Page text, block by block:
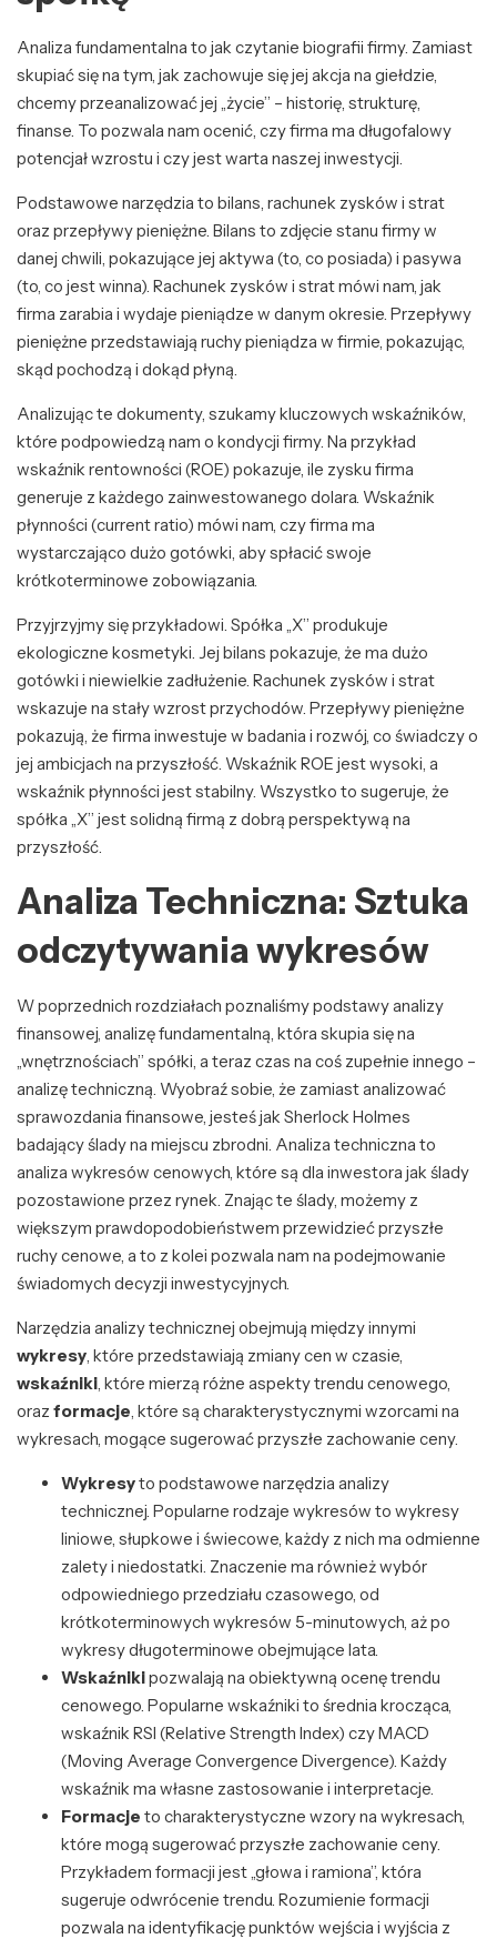
Analiza fundamentalna to jak czytanie biografii firmy. Zamiast
skupiać się na tym, jak zachowuje się jej akcja na giełdzie,
chcemy przeanalizować jej „życie” – historię, strukturę,
finanse. To pozwala nam ocenić, czy firma ma długofalowy
potencjał wzrostu i czy jest warta naszej inwestycji.
Podstawowe narzędzia to bilans, rachunek zysków i strat
oraz przepływy pieniężne. Bilans to zdjęcie stanu firmy w
danej chwili, pokazujące jej aktywa (to, co posiada) i pasywa
(to, co jest winna). Rachunek zysków i strat mówi nam, jak
firma zarabia i wydaje pieniądze w danym okresie. Przepływy
pieniężne przedstawiają ruchy pieniądza w firmie, pokazując,
skąd pochodzą i dokąd płyną.
Analizując te dokumenty, szukamy kluczowych wskaźników,
które podpowiedzą nam o kondycji firmy. Na przykład
wskaźnik rentowności (ROE) pokazuje, ile zysku firma
generuje z każdego zainwestowanego dolara. Wskaźnik
płynności (current ratio) mówi nam, czy firma ma
wystarczająco dużo gotówki, aby spłacić swoje
krótkoterminowe zobowiązania.
Przyjrzyjmy się przykładowi. Spółka „X” produkuje
ekologiczne kosmetyki. Jej bilans pokazuje, że ma dużo
gotówki i niewielkie zadłużenie. Rachunek zysków i strat
wskazuje na stały wzrost przychodów. Przepływy pieniężne
pokazują, że firma inwestuje w badania i rozwój, co świadczy o
jej ambicjach na przyszłość. Wskaźnik ROE jest wysoki, a
wskaźnik płynności jest stabilny. Wszystko to sugeruje, że
spółka „X” jest solidną firmą z dobrą perspektywą na
przyszłość.
Analiza Techniczna: Sztuka
odczytywania wykresów
W poprzednich rozdziałach poznaliśmy podstawy analizy
finansowej, analizę fundamentalną, która skupia się na
„wnętrznościach” spółki, a teraz czas na coś zupełnie innego –
analizę techniczną. Wyobraź sobie, że zamiast analizować
sprawozdania finansowe, jesteś jak Sherlock Holmes
badający ślady na miejscu zbrodni. Analiza techniczna to
analiza wykresów cenowych, które są dla inwestora jak ślady
pozostawione przez rynek. Znając te ślady, możemy z
większym prawdopodobieństwem przewidzieć przyszłe
ruchy cenowe, a to z kolei pozwala nam na podejmowanie
świadomych decyzji inwestycyjnych.
Narzędzia analizy technicznej obejmują między innymi
wykresy, które przedstawiają zmiany cen w czasie,
wskaźniki, które mierzą różne aspekty trendu cenowego,
oraz formacje, które są charakterystycznymi wzorcami na
wykresach, mogące sugerować przyszłe zachowanie ceny.
Wykresyto podstawowe narzędzia analizy
technicznej. Popularne rodzaje wykresów to wykresy
liniowe, słupkowe i świecowe, każdy z nich ma odmienne
zalety i niedostatki. Znaczenie ma również wybór
odpowiedniego przedziału czasowego, od
krótkoterminowych wykresów 5-minutowych, aż po
wykresy długoterminowe obejmujące lata.
Wskaźnikipozwalają na obiektywną ocenę trendu
cenowego. Popularne wskaźniki to średnia krocząca,
wskaźnik RSI (Relative Strength Index) czy MACD
(Moving Average Convergence Divergence). Każdy
wskaźnik ma własne zastosowanie i interpretacje.
Formacje to charakterystyczne wzory na wykresach,
które mogą sugerować przyszłe zachowanie ceny.
Przykładem formacji jest „głowa i ramiona”, która
sugeruje odwrócenie trendu. Rozumienie formacji
pozwala na identyfikację punktów wejścia i wyjścia z